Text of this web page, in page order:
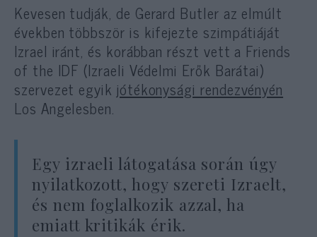
Kevesen tudják, de Gerard Butler az elmúlt
években többször is kifejezte szimpátiáját
Izrael iránt, és korábban részt vett a Friends
of the IDF (Izraeli Védelmi Erők Barátai)
szervezet egyik jótékonysági rendezvényén
Los Angelesben.
Egy izraeli látogatása során úgy
nyilatkozott, hogy szereti Izraelt,
és nem foglalkozik azzal, ha
emiatt kritikák érik.